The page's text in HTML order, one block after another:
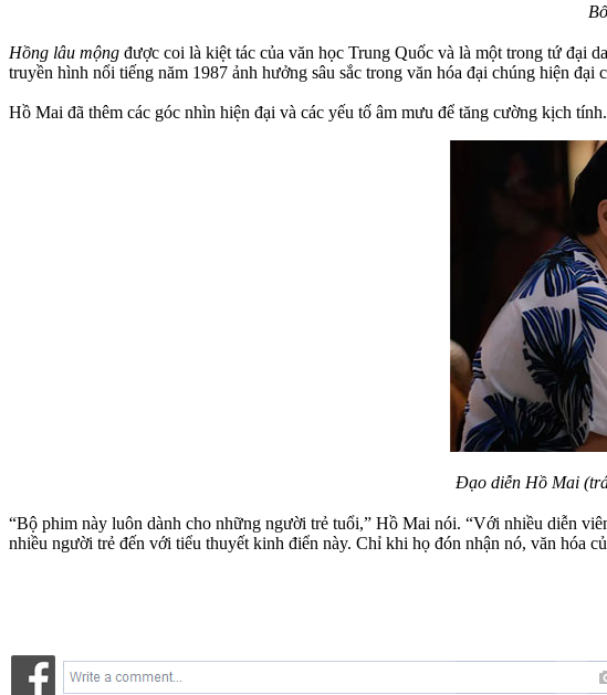
Hồng lâu mộng được coi là kiệt tác của văn học Trung Quốc và là một trong tứ đại
truyền hình nổi tiếng năm 1987 ảnh hưởng sâu sắc trong văn hóa đại chúng hiện đại
Hồ Mai đã thêm các góc nhìn hiện đại và các yếu tố âm mưu để tăng cường kịch
Đạo diễn Hồ Mai
“Bộ phim này luôn dành cho những người trẻ tuổi,” Hồ Mai nói. “Với nhiều diễn
nhiều người trẻ đến với tiểu thuyết kinh điển này. Chỉ khi họ đón nhận nó, văn hóa